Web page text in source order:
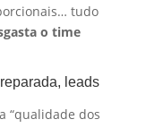
tudo
o time
leads
“qualidade dos